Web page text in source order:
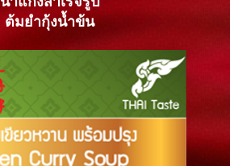
ต้มยำกุ้งน้ำข้น